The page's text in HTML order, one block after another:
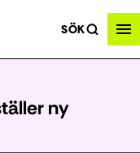
SÖK
ny